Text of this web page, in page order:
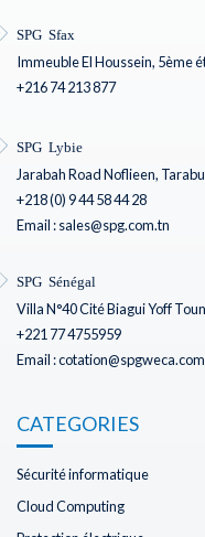
SPG Sfax
Immeuble El Houssein, 5ème
+216 74 213 877
SPG Lybie
Jarabah Road Noflieen,
+218 (0) 9 44 58 44 28
Email : sales@spg.com.tn
SPG Sénégal
Villa N°40 Cité Biagui Yoff
+221 77 4755959
Email : cotation@spgweca.com
CATEGORIES
Sécurité informatique
Cloud Computing